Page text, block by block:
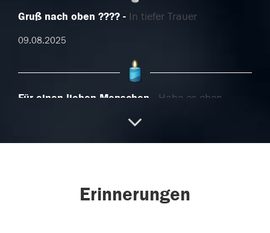
Gruß nach oben ???? In tiefer Trauer
09.08.2025
Für einen lieben Menschen
Habe es eben
weiterlesen
Erinnerungen